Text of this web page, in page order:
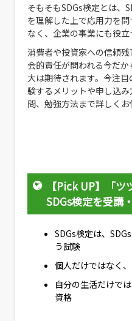
そもそもSDGs検定とは、
を理解した上で応用力を
なく、企業の事業にも役立
消費者や投資家への信頼
会的責任が問われる今だ
大は期待されます。今注目
験するメリットや申し込
問、勉強方法まで詳しくお
【Pick UP】「
SDGs検定を受講
SDGs検定は、
う試験
個人だけではなく
自分の生活だけで
資格